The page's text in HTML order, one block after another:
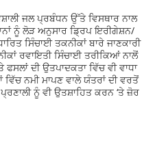
ਜਲ ਪ੍ਰਬੰਧਨ ਉੱਤੇ ਵਿਸਥਾਰ ਨਾਲ
ਨੂੰ ਲੋੜ ਅਨੁਸਾਰ ਡ੍ਰਿਪ ਇਰੀਗੇਸ਼ਨ/
ਸਿੰਚਾਈ ਤਕਨੀਕਾਂ ਬਾਰੇ ਜਾਣਕਾਰੀ
ਰਵਾਇਤੀ ਸਿੰਚਾਈ ਤਰੀਕਿਆਂ ਨਾਲੋਂ
ਦੀ ਉਤਪਾਦਕਤਾ ਵਿੱਚ ਵੀ ਵਾਧਾ
ਨਮੀ ਮਾਪਣ ਵਾਲੇ ਯੰਤਰਾਂ ਦੀ ਵਰਤੋਂ
ਨੂੰ ਵੀ ਉਤਸ਼ਾਹਿਤ ਕਰਨ ‘ਤੇ ਜ਼ੋਰ